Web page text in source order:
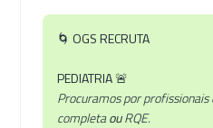
🌀 OGS RECRUTA
PEDIATRIA🚨
Procuramos por
completaouRQE.